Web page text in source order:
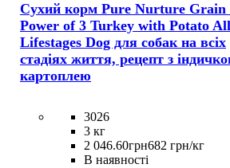
Сухий корм Pure Nurture Grain
Power of 3 Turkey with Potato All
Lifestages Dog для собак на всіх
стадіях життя, рецепт з
картоплею
3026
3 кг
2 046.60грн682 грн/кг
В наявності